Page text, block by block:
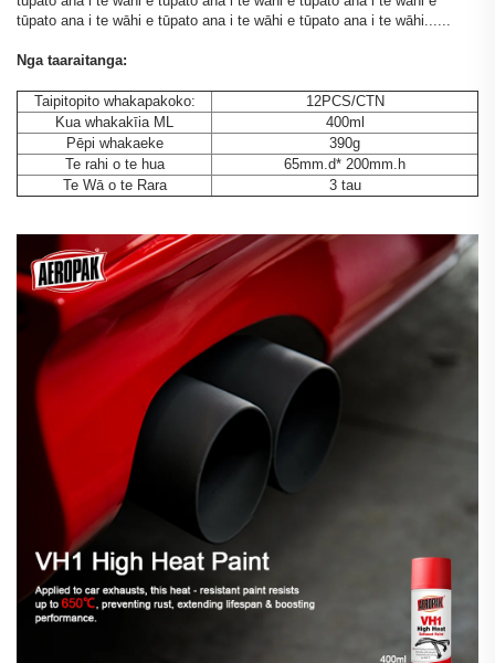
tūpato ana i te wāhi e tūpato ana i te wāhi e tūpato ana i te wāhi......
Nga taaraitanga:
Taipitopito whakapakoko:
12PCS/CTN
Kua whakakīia ML
400ml
Pēpi whakaeke
390g
Te rahi o te hua
65mm.d* 200mm.h
Te Wā o te Rara
3 tau